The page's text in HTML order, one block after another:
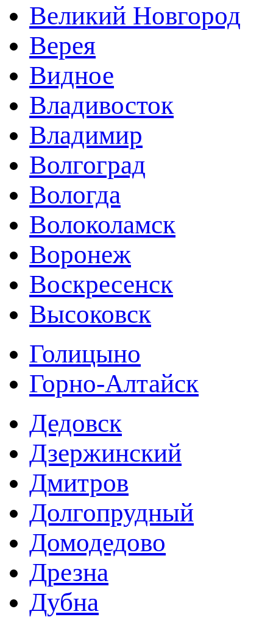
Великий Новгород
Верея
Видное
Владивосток
Владимир
Волгоград
Вологда
Волоколамск
Воронеж
Воскресенск
Высоковск
Голицыно
Горно-Алтайск
Дедовск
Дзержинский
Дмитров
Долгопрудный
Домодедово
Дрезна
Дубна